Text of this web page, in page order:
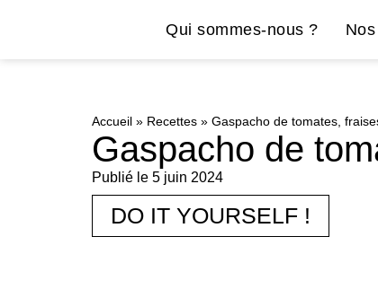
Qui sommes-nous ?
Accueil » Recettes » Gaspacho de tomates,
Gaspacho de
Publié le 5 juin 2024
DO IT YOURSELF !